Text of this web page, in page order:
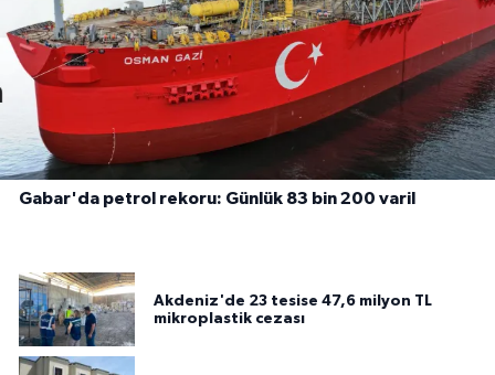
Gabar'da petrol rekoru: Günlük 83 bin 200 varil
Akdeniz'de 23 tesise 47,6 milyon TL
mikroplastik cezası